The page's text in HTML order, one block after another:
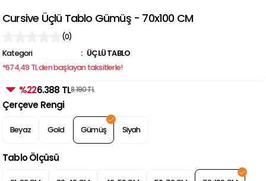
Cursive Üçlü Tablo Gümüş - 70x100 CM
(0)
Kategori
ÜÇLÜ TABLO
*674,49 TL den başlayan taksitlerle!
%226.388 TL8.190 TL
Çerçeve Rengi
Beyaz Gold Gümüş Siyah
Tablo Ölçüsü